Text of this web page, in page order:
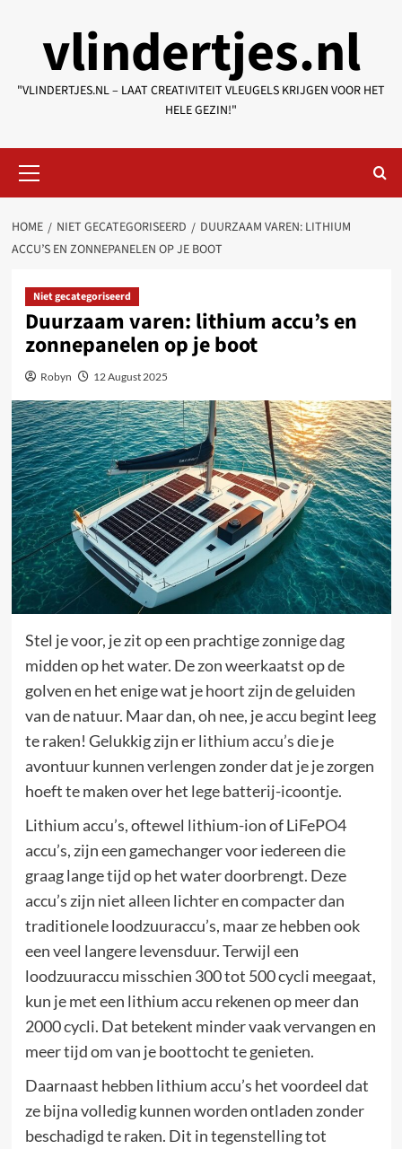
contentvlindertjes.nl
"VLINDERTJES.NL – LAAT CREATIVITEIT VLEUGELS KRIJGEN VOOR HET
HELE GEZIN!"
Menu
HOME NIET GECATEGORISEERD
DUURZAAM VAREN: LITHIUM
ACCU’S EN ZONNEPANELEN OP JE BOOT
Niet gecategoriseerd
Duurzaam varen: lithium accu’s en
zonnepanelen op je boot
Robyn 12 August 2025
Stel je voor, je zit op een prachtige zonnige dag
midden op het water. De zon weerkaatst op de
golven en het enige wat je hoort zijn de geluiden
van de natuur. Maar dan, oh nee, je accu begint leeg
te raken! Gelukkig zijn erlithium accu’sdie je
avontuur kunnen verlengen zonder dat je je zorgen
hoeft te maken over het lege batterij-icoontje.
Lithium accu’s, oftewel lithium-ion of LiFePO4
accu’s, zijn een gamechanger voor iedereen die
graag lange tijd op het water doorbrengt. Deze
accu’s zijn niet alleen lichter en compacter dan
traditionele loodzuuraccu’s, maar ze hebben ook
een veel langere levensduur. Terwijl een
loodzuuraccu misschien 300 tot 500 cycli meegaat,
kun je met een lithium accu rekenen op meer dan
2000 cycli. Dat betekent minder vaak vervangen en
meer tijd om van je boottocht te genieten.
Daarnaast hebben lithium accu’s het voordeel dat
ze bijna volledig kunnen worden ontladen zonder
beschadigd te raken. Dit in tegenstelling tot